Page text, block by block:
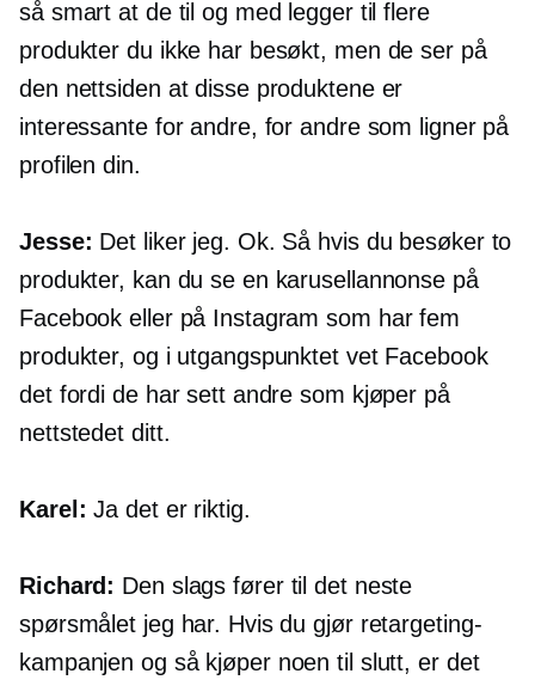
så smart at de til og med legger til flere
produkter du ikke har besøkt, men de ser på
den nettsiden at disse produktene er
interessante for andre, for andre som ligner på
profilen din.
Jesse: Det liker jeg. Ok. Så hvis du besøker to
produkter, kan du se en karusellannonse på
Facebook eller på Instagram som har fem
produkter, og i utgangspunktet vet Facebook
det fordi de har sett andre som kjøper på
nettstedet ditt.
Karel: Ja det er riktig.
Richard: Den slags fører til det neste
spørsmålet jeg har. Hvis du gjør retargeting-
kampanjen og så kjøper noen til slutt, er det